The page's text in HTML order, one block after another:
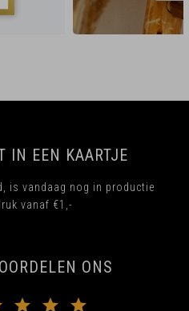
IN EEN KAARTJE
is vandaag nog in productie
vanaf €1,-
ONS